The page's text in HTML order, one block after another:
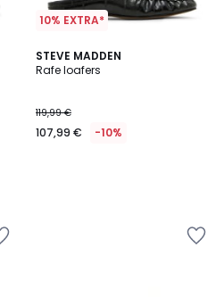
10% EXTRA*
STEVE MADDEN
Rafe loafers
119,99 €
107,99 € -10%